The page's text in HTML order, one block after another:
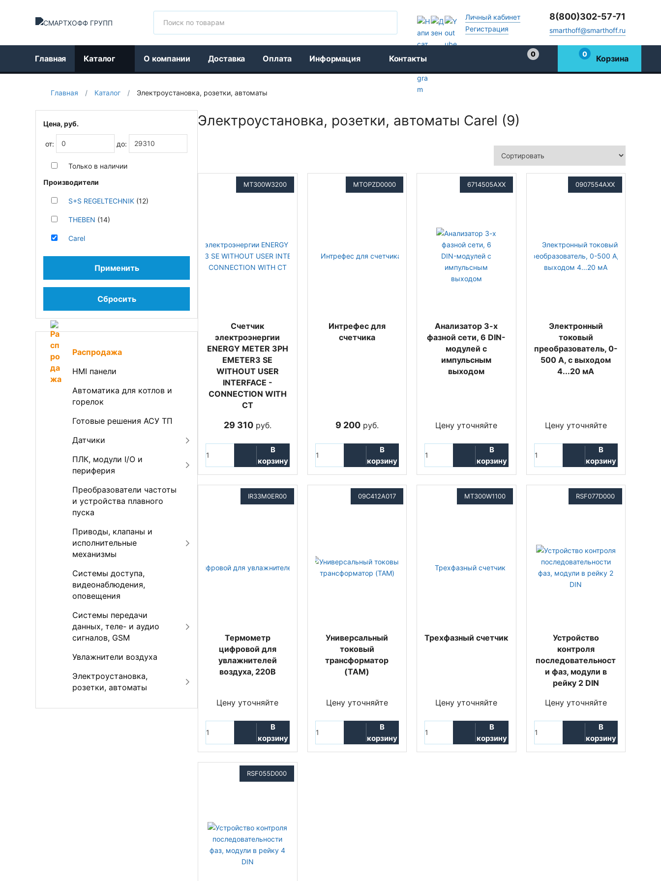
Личный кабинет
Регистрация
8(800)302-57-71
smarthoff@smarthoff.ru
Главная Каталог О компании Доставка Оплата Информация Контакты
0
0 Корзина
Главная / Каталог / Электроустановка, розетки, автоматы
Цена, руб.
от: до:
Только в наличии
Производители
S+S REGELTECHNIK (12)
THEBEN (14)
Carel
Применить
Сбросить
Распродажа
HMI панели
Автоматика для котлов и
горелок
Готовые решения АСУ ТП
Датчики
ПЛК, модули I/O и
периферия
Преобразователи частоты
и устройства плавного
пуска
Приводы, клапаны и
исполнительные
механизмы
Системы доступа,
видеонаблюдения,
оповещения
Системы передачи
данных, теле- и аудио
сигналов, GSM
Увлажнители воздуха
Электроустановка,
розетки, автоматы
Электроустановка, розетки, автоматы Carel (9)
MT300W3200
Счетчик
электроэнергии
ENERGY METER 3PH
EMETER3 SE
WITHOUT USER
INTERFACE -
CONNECTION WITH
CT
29 310руб.
В
корзину
MTOPZD0000
Интрефес для
счетчика
9 200руб.
В
корзину
6714505AXX
Анализатор 3-х
фазной сети, 6 DIN-
модулей с
импульсным
выходом
Цену уточняйте
В
корзину
0907554AXX
Электронный
токовый
преобразователь, 0-
500 A, с выходом
4...20 мА
Цену уточняйте
В
корзину
IR33M0ER00
Термометр
цифровой для
увлажнителей
воздуха, 220В
Цену уточняйте
В
корзину
09C412A017
Универсальный
токовый
трансформатор
(TAM)
Цену уточняйте
В
корзину
MT300W1100
Трехфазный счетчик
Цену уточняйте
В
корзину
RSF077D000
Устройство
контроля
последовательност
и фаз, модули в
рейку 2 DIN
Цену уточняйте
В
корзину
RSF055D000